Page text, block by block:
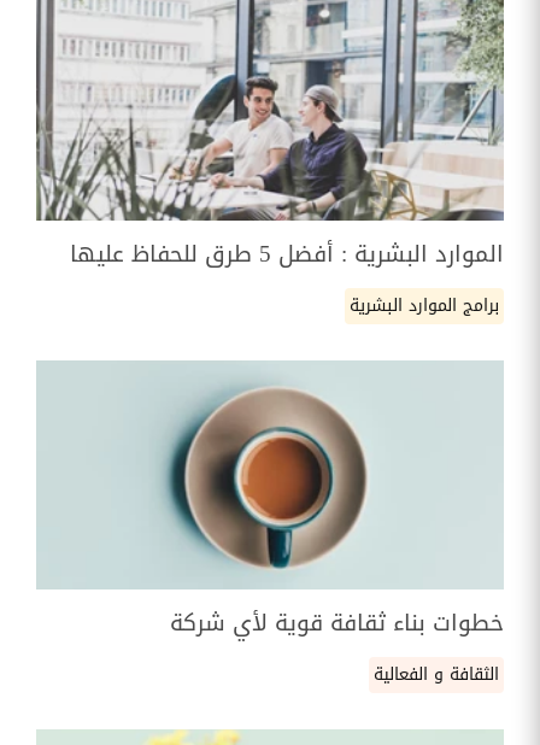
الموارد البشرية : أفضل 5 طرق للحفاظ عليها
برامج الموارد البشرية
خطوات بناء ثقافة قوية لأي شركة
الثقافة و الفعالية